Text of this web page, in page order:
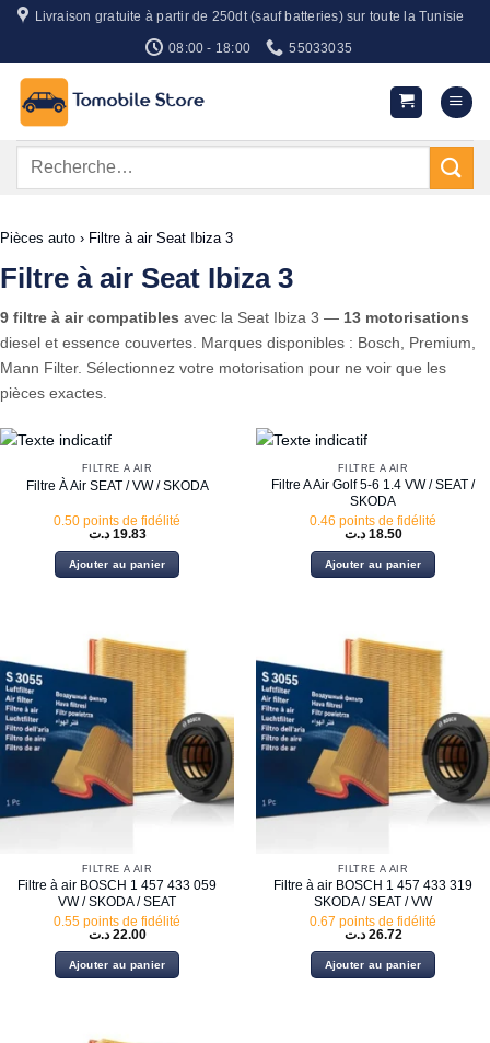
Passer
contenu
Livraison gratuite à partir de 250dt (sauf batteries) sur toute la Tunisie
08:00 - 18:00 55033035
Recherche
Pièces auto › Filtre à air Seat Ibiza 3
Filtre à air Seat Ibiza 3
9 filtre à air compatibles avec la Seat Ibiza 3 — 13 motorisations
diesel et essence couvertes. Marques disponibles : Bosch, Premium,
Mann Filter. Sélectionnez votre motorisation pour ne voir que les
pièces exactes.
FILTRE À AIR
Filtre À Air SEAT / VW / SKODA
0.50 points de fidélité
19.83 د.ت
Ajouter au panier
FILTRE À AIR
Filtre A Air Golf 5-6 1.4 VW / SEAT /
SKODA
0.46 points de fidélité
18.50 د.ت
Ajouter au panier
FILTRE À AIR
Filtre à air BOSCH 1 457 433 059
VW / SKODA / SEAT
0.55 points de fidélité
22.00 د.ت
Ajouter au panier
FILTRE À AIR
Filtre à air BOSCH 1 457 433 319
SKODA / SEAT / VW
0.67 points de fidélité
26.72 د.ت
Ajouter au panier